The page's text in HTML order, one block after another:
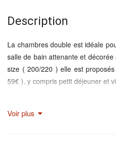
Description
La chambres double est idéale
salle de bain attenante et
size ( 200/220 ) elle est
59€ ), y compris petit déjeuner et
1 Lit Double King-Size
Voir plus